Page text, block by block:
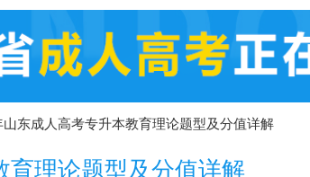
山东成人高考专升本教育理论题型及分值详解
育理论题型及分值详解